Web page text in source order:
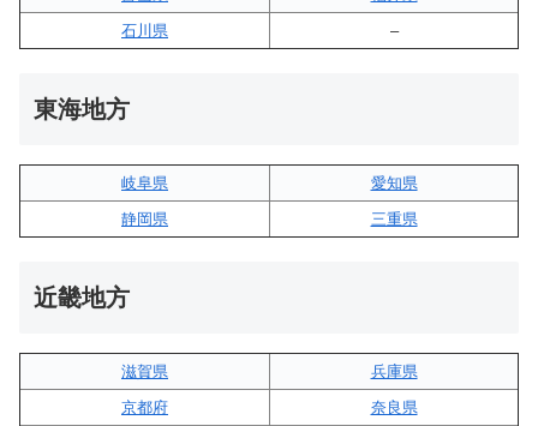
石川県
–
東海地方
岐阜県
愛知県
静岡県
三重県
近畿地方
滋賀県
兵庫県
京都府
奈良県